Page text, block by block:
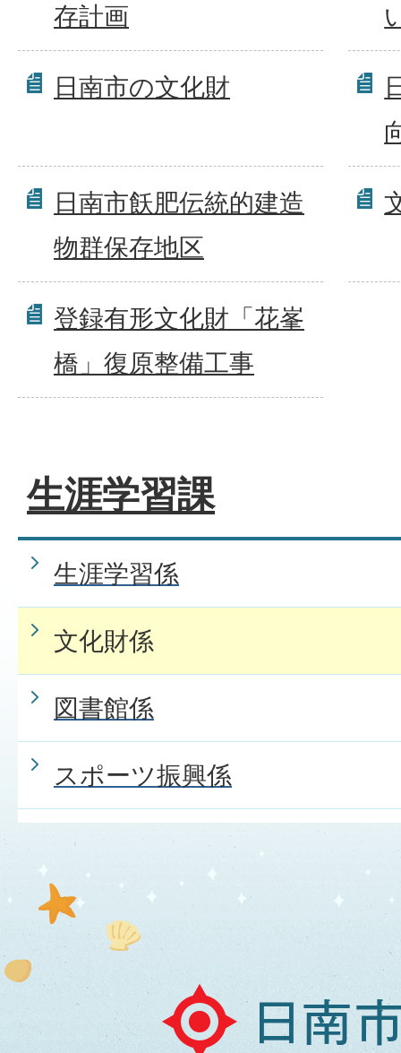
存計画
日南市の文化財
日南市飫肥伝統的建造
物群保存地区
登録有形文化財「花峯
橋」復原整備工事
生涯学習課
生涯学習係
文化財係
図書館係
スポーツ振興係
日